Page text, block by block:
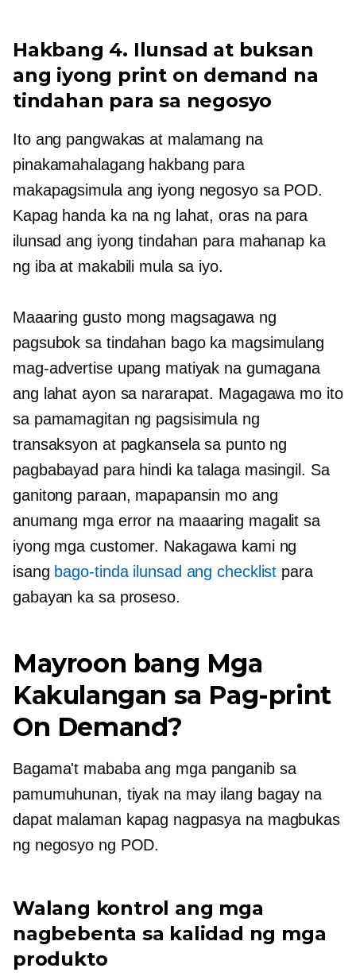
Hakbang 4. Ilunsad at buksan
ang iyong print on demand na
tindahan para sa negosyo
Ito ang pangwakas at malamang na
pinakamahalagang hakbang para
makapagsimula ang iyong negosyo sa POD.
Kapag handa ka na ng lahat, oras na para
ilunsad ang iyong tindahan para mahanap ka
ng iba at makabili mula sa iyo.
Maaaring gusto mong magsagawa ng
pagsubok sa tindahan bago ka magsimulang
mag-advertise upang matiyak na gumagana
ang lahat ayon sa nararapat. Magagawa mo ito
sa pamamagitan ng pagsisimula ng
transaksyon at pagkansela sa punto ng
pagbabayad para hindi ka talaga masingil. Sa
ganitong paraan, mapapansin mo ang
anumang mga error na maaaring magalit sa
iyong mga customer. Nakagawa kami ng
isang bago-tindailunsad ang checklist para
gabayan ka sa proseso.
Mayroon bang Mga
Kakulangan sa Pag-print
On Demand?
Bagama't mababa ang mga panganib sa
pamumuhunan, tiyak na may ilang bagay na
dapat malaman kapag nagpasya na magbukas
ng negosyo ng POD.
Walang kontrol ang mga
nagbebenta sa kalidad ng mga
produkto